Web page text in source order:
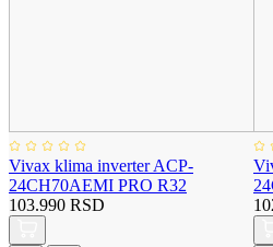
Vivax klima inverter ACP-
24CH70AEMI PRO R32
103.990 RSD